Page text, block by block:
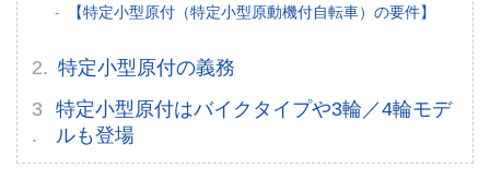
テクノロジー
【特定小型原付（特定小型原動機付自転車）の要件】
特定小型原付の義務
特定小型原付はバイクタイプや3輪／4輪モデ
ルも登場